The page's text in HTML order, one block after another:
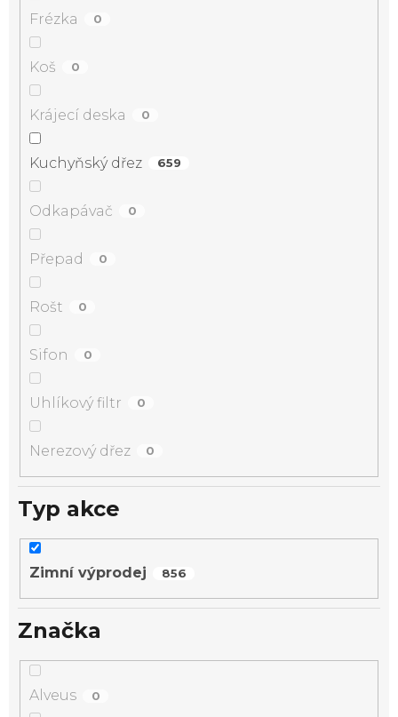
Frézka 0
Koš 0
Krájecí deska 0
Kuchyňský dřez 659
Odkapávač 0
Přepad 0
Rošt 0
Sifon 0
Uhlíkový filtr 0
Nerezový dřez 0
Typ akce
Zimní výprodej 856
Značka
Alveus 0